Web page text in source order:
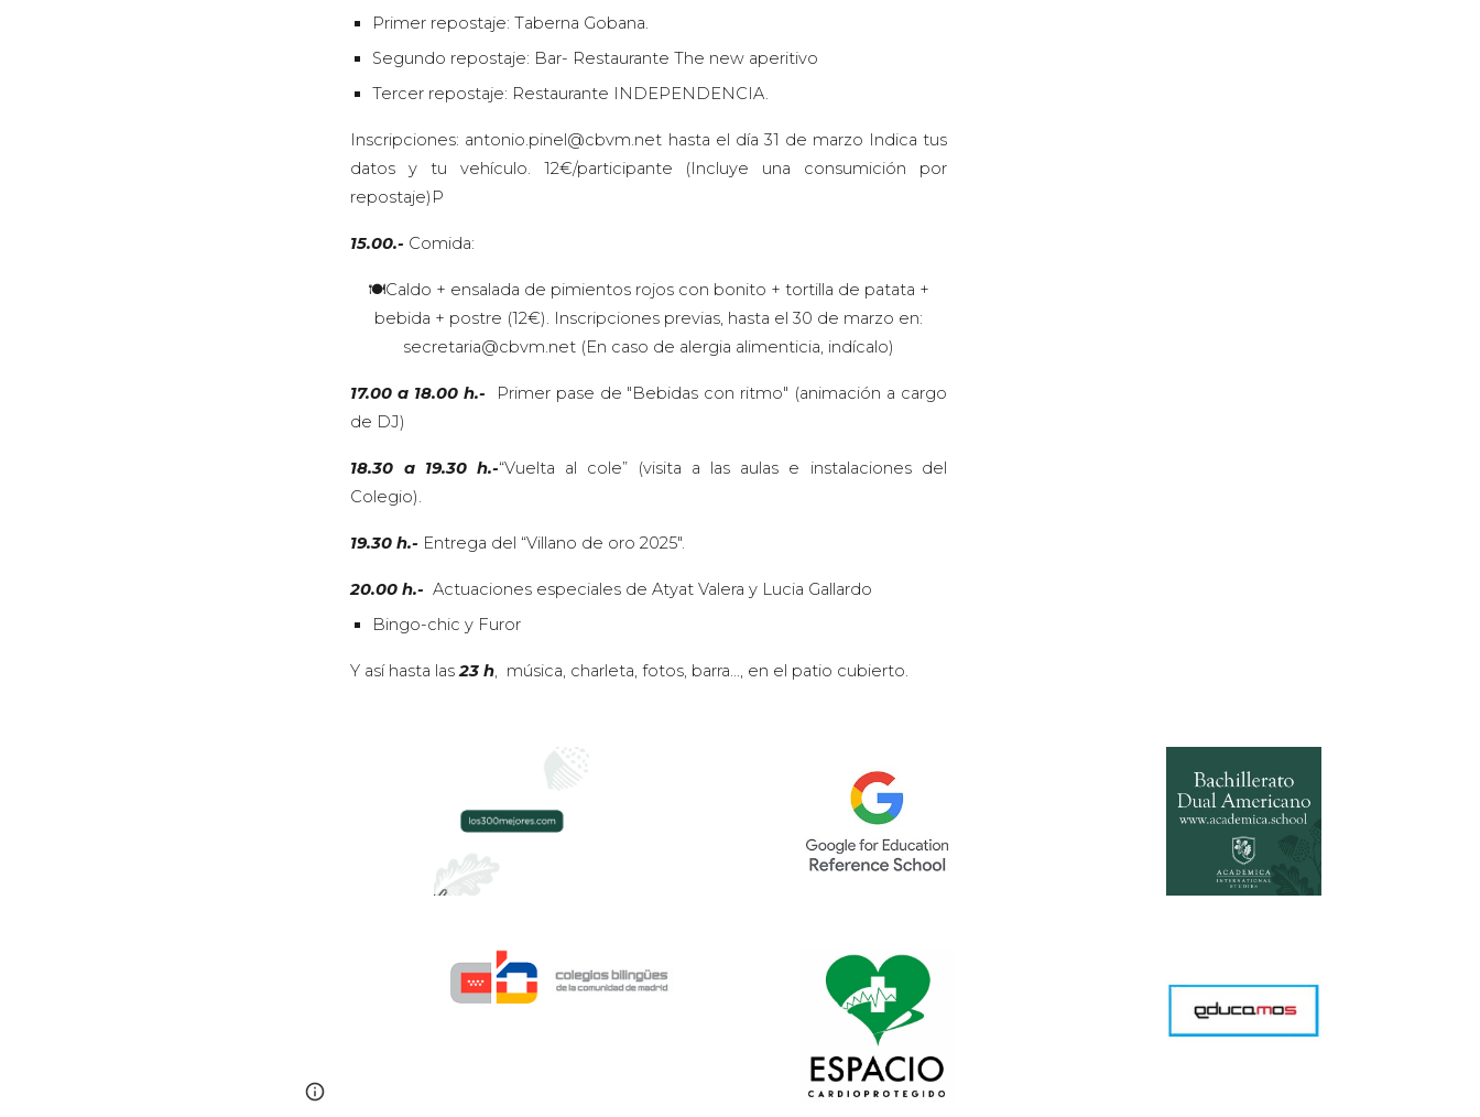
Primer repostaje: Taberna Gobana.
Segundo repostaje: Bar- Restaurante The new aperitivo
Tercer repostaje: Restaurante INDEPENDENCIA.
Inscripciones: antonio.pinel@cbvm.net hasta el día 31 de marzo Indica tus
datos y tu vehículo. 12€/participante (Incluye una consumición por
repostaje)P
15.00.- Comida:
🍽️Caldo + ensalada de pimientos rojos con bonito + tortilla de patata +
bebida + postre (12€). Inscripciones previas, hasta el 30 de marzo en:
secretaria@cbvm.net (En caso de alergia alimenticia, indícalo)
17.00 a 18.00h.- Primer pase de "Bebidas con ritmo" (animación a cargo
de DJ)
18.30 a 19.30 h.-“Vuelta al cole” (visita a las aulas e instalaciones del
Colegio).
19.30 h.- Entrega del “Villano de oro 2025".
20.00 h.-Actuaciones especiales de Atyat Valera y Lucia Gallardo
Bingo-chic y Furor
Y así hasta las23 h, música, charleta, fotos, barra…, en el patio cubierto.